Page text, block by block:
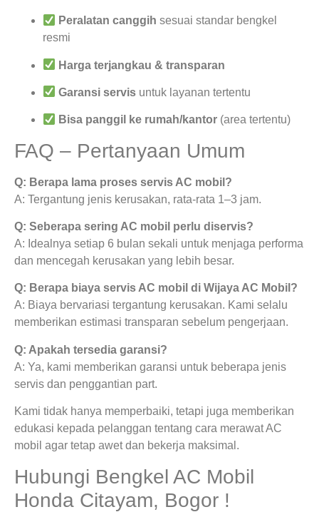
Peralatan canggih sesuai standar bengkel
resmi
Harga terjangkau & transparan
Garansi servis untuk layanan tertentu
Bisa panggil ke rumah/kantor (area tertentu)
FAQ – Pertanyaan Umum
Q: Berapa lama proses servis AC mobil?
A: Tergantung jenis kerusakan, rata-rata 1–3 jam.
Q: Seberapa sering AC mobil perlu diservis?
A: Idealnya setiap 6 bulan sekali untuk menjaga performa
dan mencegah kerusakan yang lebih besar.
Q: Berapa biaya servis AC mobil di Wijaya AC Mobil?
A: Biaya bervariasi tergantung kerusakan. Kami selalu
memberikan estimasi transparan sebelum pengerjaan.
Q: Apakah tersedia garansi?
A: Ya, kami memberikan garansi untuk beberapa jenis
servis dan penggantian part.
Kami tidak hanya memperbaiki, tetapi juga memberikan
edukasi kepada pelanggan tentang cara merawat AC
mobil agar tetap awet dan bekerja maksimal.
Hubungi Bengkel AC Mobil
Honda Citayam, Bogor !